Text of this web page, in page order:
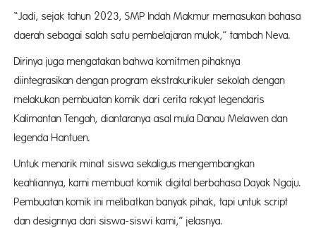
“Jadi, sejak tahun 2023, SMP Indah Makmur memasukan bahasa
daerah sebagai salah satu pembelajaran mulok,” tambah Neva.
Dirinya juga mengatakan bahwa komitmen pihaknya
diintegrasikan dengan program ekstrakurikuler sekolah dengan
melakukan pembuatan komik dari cerita rakyat legendaris
Kalimantan Tengah, diantaranya asal mula Danau Melawen dan
legenda Hantuen.
Untuk menarik minat siswa sekaligus mengembangkan
keahliannya, kami membuat komik digital berbahasa Dayak Ngaju.
Pembuatan komik ini melibatkan banyak pihak, tapi untuk script
dan designnya dari siswa-siswi kami,” jelasnya.